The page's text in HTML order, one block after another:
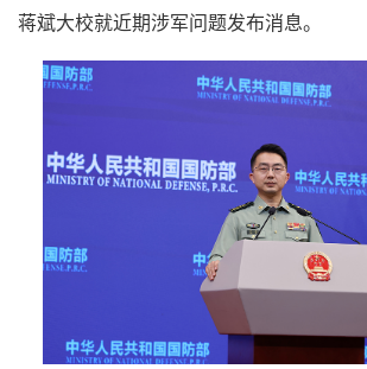
蒋斌大校就近期涉军问题发布消息。